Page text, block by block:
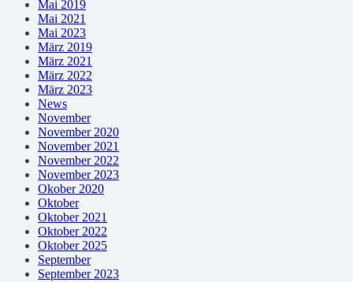
Mai 2019
Mai 2021
Mai 2023
März 2019
März 2021
März 2022
März 2023
News
November
November 2020
November 2021
November 2022
November 2023
Okober 2020
Oktober
Oktober 2021
Oktober 2022
Oktober 2025
September
September 2023